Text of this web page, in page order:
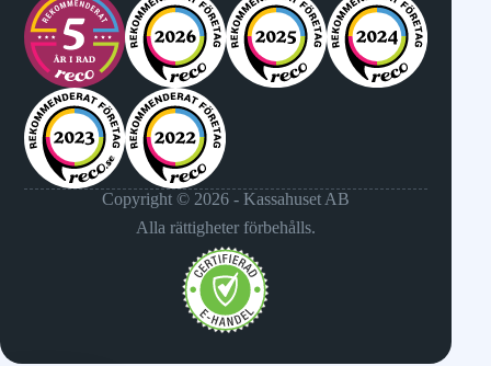
Copyright © 2026 - Kassahuset AB
Alla rättigheter förbehålls.